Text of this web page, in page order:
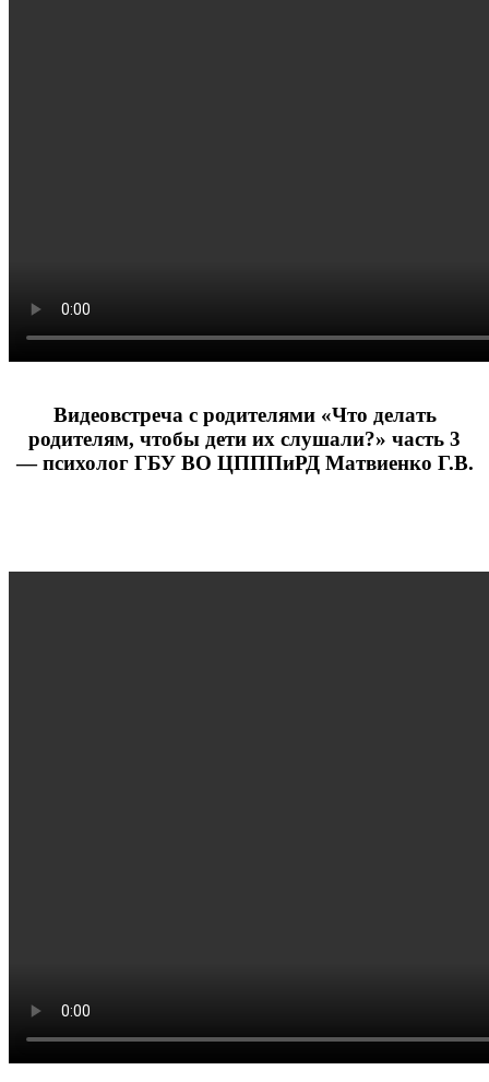
Видеовстреча с родителями «Что делать
родителям, чтобы дети их слушали?» часть 3
— психолог ГБУ ВО ЦПППиРД Матвиенко Г.В.